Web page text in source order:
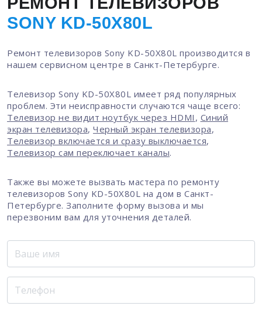
SONY KD-50X80L
Ремонт телевизоров Sony KD-50X80L производится в
нашем сервисном центре в Санкт-Петербурге.
Телевизор Sony KD-50X80L имеет ряд популярных
проблем. Эти неисправности случаются чаще всего:
Телевизор не видит ноутбук через HDMI , Синий
экран телевизора, Черный экран телевизора,
Телевизор включается и сразу выключается,
Телевизор сам переключает каналы.
Также вы можете вызвать мастера по ремонту
телевизоров Sony KD-50X80L на дом в Санкт-
Петербурге. Заполните форму вызова и мы
перезвоним вам для уточнения деталей.